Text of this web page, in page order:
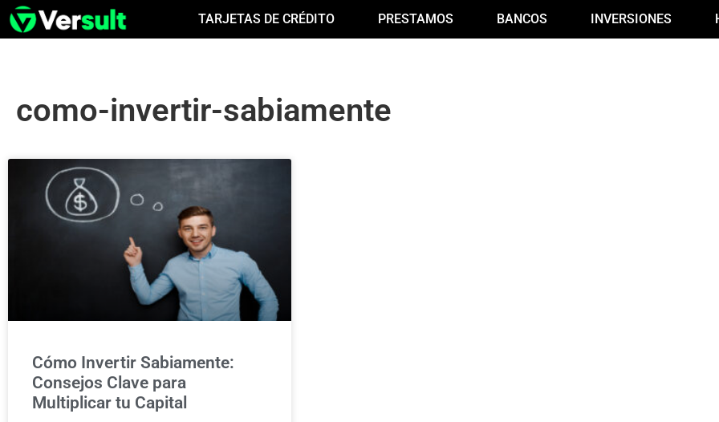
TARJETAS DE CRÉDITO PRESTAMOS BANCOS INVERSIONES
como-invertir-sabiamente
Cómo Invertir Sabiamente:
Consejos Clave para
Multiplicar tu Capital